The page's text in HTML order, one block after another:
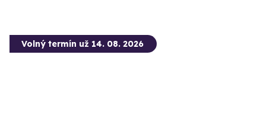
Volný termín už 14. 08. 2026